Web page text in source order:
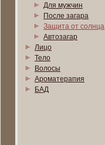
Для мужчин
После загара
Защита от солнца
Автозагар
Лицо
Тело
Волосы
Ароматерапия
БАД